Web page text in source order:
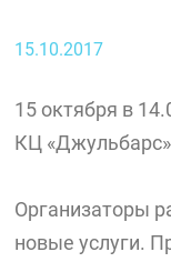
15.10.2017
15 октября в
КЦ
Организаторы
новые услуги.